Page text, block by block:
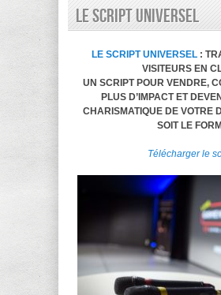
LE SCRIPT UNIVERSEL
LE SCRIPT UNIVERSEL :
VISITEURS EN
UN SCRIPT POUR VENDRE,
PLUS D’IMPACT ET
CHARISMATIQUE DE VOTRE
SOIT LE
Télécharger le